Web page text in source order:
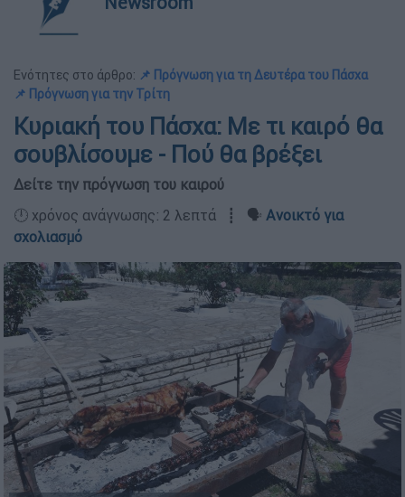
Ενότητες στο άρθρο: 📌 Πρόγνωση για τη Δευτέρα του Πάσχα
📌 Πρόγνωση για την Τρίτη
Κυριακή του Πάσχα: Με τι καιρό θα
σουβλίσουμε - Πού θα βρέξει
Δείτε την πρόγνωση του καιρού
🕛 χρόνος ανάγνωσης: 2 λεπτά ┋ 🗣️ Ανοικτό για
σχολιασμό